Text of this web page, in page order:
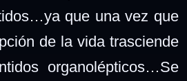
que una vez que
de la vida trasciende
organolépticos…Se